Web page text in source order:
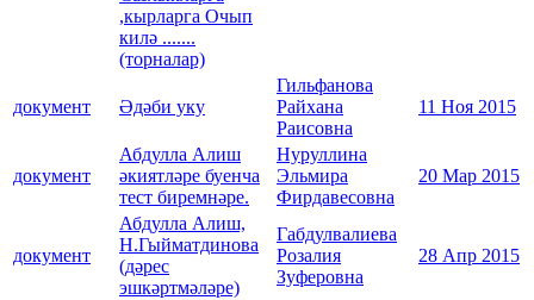
,кырларга Очып
килә .......
(торналар)
документ Әдәби уку
Гильфанова
Райхана
Раисовна
11 Ноя 2015
документ
Абдулла Алиш
әкиятләре буенча
тест биремнәре.
Нуруллина
Эльмира
Фирдавесовна
20 Мар 2015
документ
Абдулла Алиш,
Н.Гыйматдинова
(дәрес
эшкәртмәләре)
Габдулвалиева
Розалия
Зуферовна
28 Апр 2015